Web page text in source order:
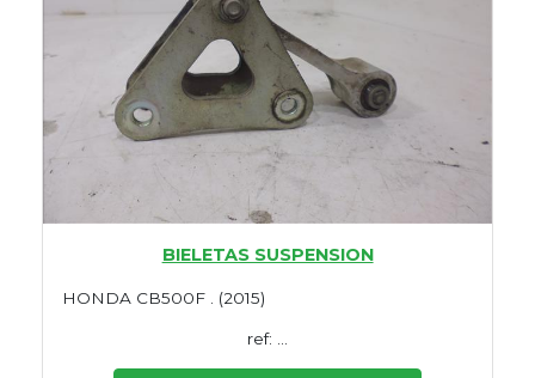
BIELETAS SUSPENSION
HONDA CB500F . (2015)
ref: ...